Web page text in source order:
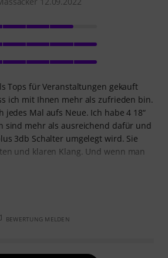
Tops für Veranstaltungen gekauft
ich mit Ihnen mehr als zufrieden bin.
jedes Mal aufs Neue. Ich habe 4 18“
sind mehr als ausreichend dafür und
3db Schalter umgelegt wird. Sie
und klaren Klang. Und wenn man
BEWERTUNG MELDEN